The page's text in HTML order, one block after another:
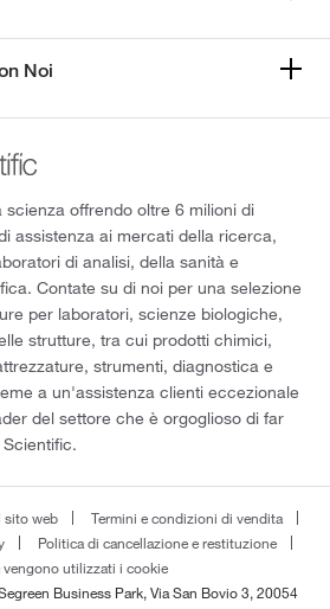
Noi
scienza offrendo oltre 6 milioni di
assistenza ai mercati della ricerca,
di analisi, della sanità e
Contate su di noi per una selezione
per laboratori, scienze biologiche,
strutture, tra cui prodotti chimici,
strumenti, diagnostica e
a un'assistenza clienti eccezionale
del settore che è orgoglioso di far
sito web
Termini e condizioni di vendita
Politica di cancellazione e restituzione
vengono utilizzati i cookie
Business Park, Via San Bovio 3, 20054